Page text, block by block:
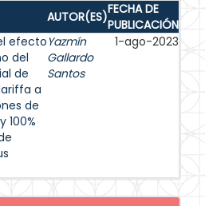
AUTOR(ES)FECHA DE
PUBLICACIÓN
efecto
del
de
a
de
100%
Yazmín
Gallardo
Santos
1-ago-2023